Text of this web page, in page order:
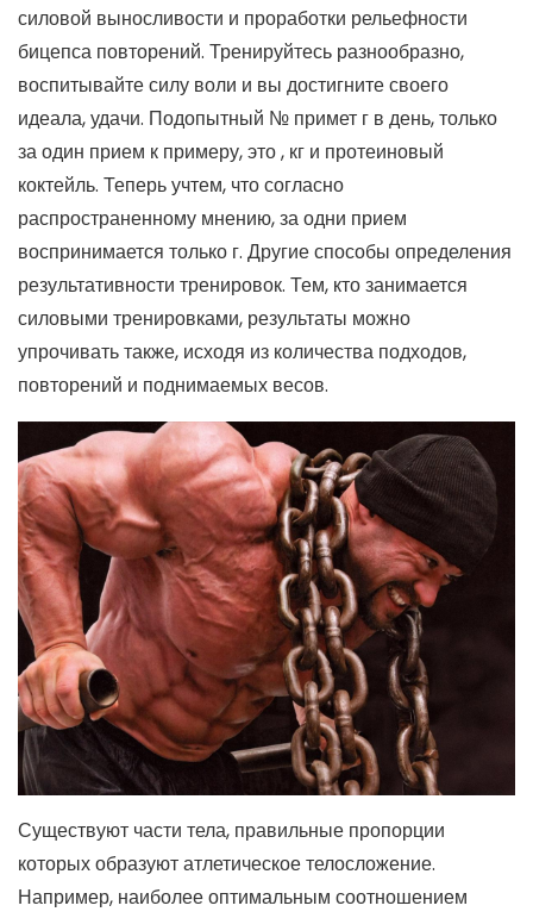
силовой выносливости и проработки рельефности
бицепса повторений. Тренируйтесь разнообразно,
воспитывайте силу воли и вы достигните своего
идеала, удачи. Подопытный № примет г в день, только
за один прием к примеру, это , кг и протеиновый
коктейль. Теперь учтем, что согласно
распространенному мнению, за одни прием
воспринимается только г. Другие способы определения
результативности тренировок. Тем, кто занимается
силовыми тренировками, результаты можно
упрочивать также, исходя из количества подходов,
повторений и поднимаемых весов.
Существуют части тела, правильные пропорции
которых образуют атлетическое телосложение.
Например, наиболее оптимальным соотношением